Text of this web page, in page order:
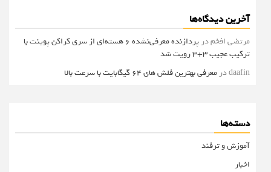
آخرین دیدگاه‌ها
مرتضی افخمدر
پردازنده معرفی‌نشده 6 هسته‌ای از سری کراکن پوینت با
ترکیب عجیب 3+3 رویت شد
daafinدرمعرفی بهترین فلش های 64 گیگابایت با سرعت بالا
دسته‌ها
آموزش و ترفند
اخبار